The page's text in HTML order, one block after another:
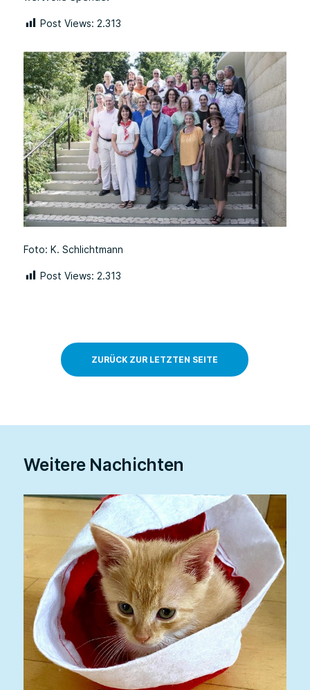
Post Views: 2.313
Foto: K. Schlichtmann
Post Views: 2.313
ZURÜCK ZUR LETZTEN SEITE
Weitere Nachichten